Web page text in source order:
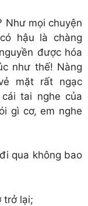
Như mọi chuyện
hậu là chàng
được hóa
như thế! Nàng
mặt rất ngạc
tai nghe của
gì cơ, em nghe
qua không bao
trở lại;